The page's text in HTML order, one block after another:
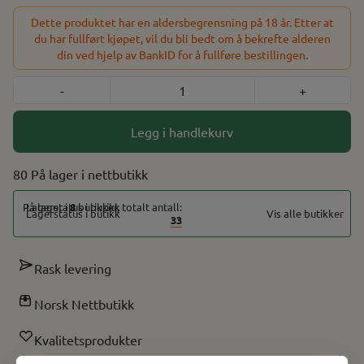
støvsikker) 0.96" TFT Skjerm USB-C lading: 5V/3A vanlig / 9V/2A
hurtig Innhold i pakken: 1* Vaporesso Armor Ultra Mod 1*
Vaporesso iTank T Tank 6ml 1* Vaporesso GTi 0.4 ohm Mesh 1*
Vaporesso GTi 0.2 ohm Mesh (preinstallert) 1* Ekstra Glass (3ml)
1* Tank beskytter (Gummi deksel til glasset) 1* Reservedeler
(silikonplugg, O-ringer) 1* USB-C kabel 1* Garantikort
Dette produktet har en aldersbegrensning på 18 år. Etter at
du har fullført kjøpet, vil du bli bedt om å bekrefte alderen
din ved hjelp av BankID for å fullføre bestillingen.
- +
Legg i handlekurv
80 På lager
På lager i8butikker, totalt antall:
33
Vis alle butikker
Rask levering
Norsk Nettbutikk
Kvalitetsprodukter